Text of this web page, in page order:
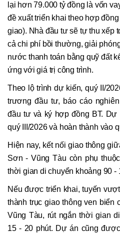
lại hơn 79.000 tỷ đồng là vốn
đề xuất triển khai theo hợp
giao). Nhà đầu tư sẽ tự thu xếp
cả chi phí bồi thường, giải
nước thanh toán bằng quỹ đất
ứng với giá trị công trình.
Theo lộ trình dự kiến, quý II/
trương đầu tư, báo cáo
đầu tư và ký hợp đồng BT.
quý III/2026 và hoàn thành vào
Hiện nay, kết nối giao thông
Sơn - Vũng Tàu còn phụ
thời gian di chuyển khoảng 90 -
Nếu được triển khai, tuyến
thành trục giao thông ven
Vũng Tàu, rút ngắn thời gian
15 - 20 phút. Dự án cũng